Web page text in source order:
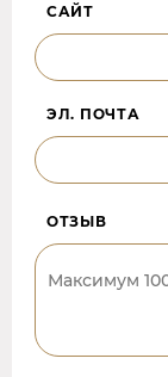
САЙТ
ЭЛ. ПОЧТА
ОТЗЫВ